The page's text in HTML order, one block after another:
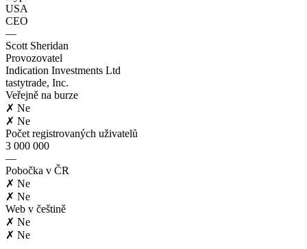
USA
CEO
—
Scott Sheridan
Provozovatel
Indication Investments Ltd
tastytrade, Inc.
Veřejně na burze
✗ Ne
✗ Ne
Počet registrovaných uživatelů
3 000 000
—
Pobočka v ČR
✗ Ne
✗ Ne
Web v češtině
✗ Ne
✗ Ne